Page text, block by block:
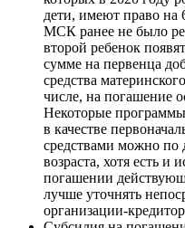
дети, имеют право на
МСК ранее не было
второй ребенок
сумме на первенца
средства
числе, на погашение
Некоторые
в качестве
средствами можно по
возраста, хотя есть
погашении
лучше уточнять
организации-